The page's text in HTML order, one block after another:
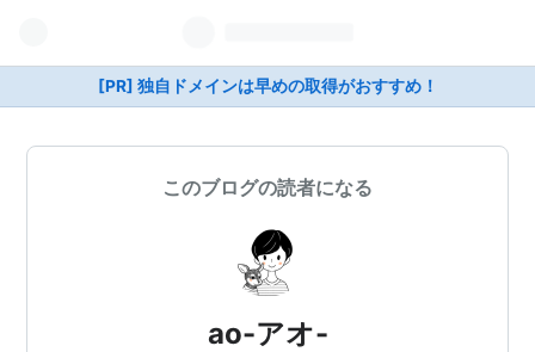
[PR] 独自ドメインは早めの取得がおすすめ！
このブログの読者になる
ao-アオ-